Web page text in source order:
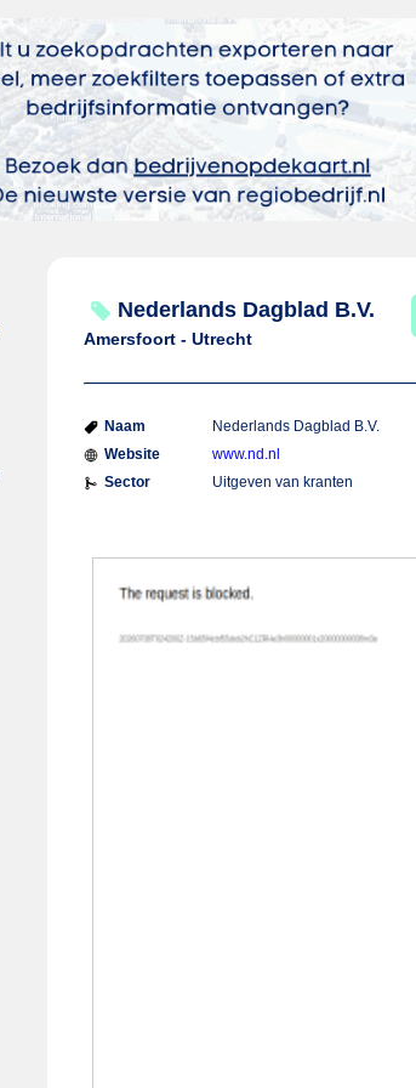
Nederlands Dagblad B.V.
Amersfoort - Utrecht
Naam
Nederlands Dagblad B.V.
Website
www.nd.nl
Sector
Uitgeven van kranten